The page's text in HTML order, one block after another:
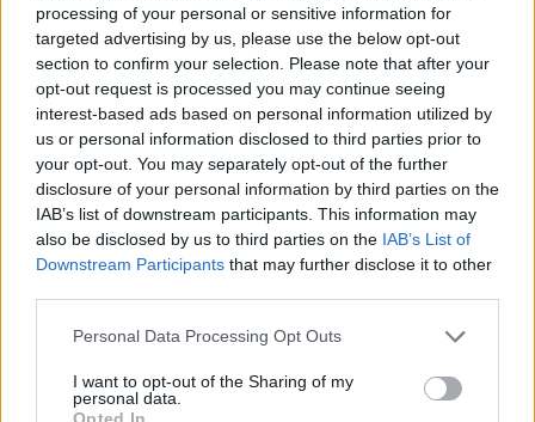
processing of your personal or sensitive information for
targeted advertising by us, please use the below opt-out
section to confirm your selection. Please note that after your
opt-out request is processed you may continue seeing
interest-based ads based on personal information utilized by
us or personal information disclosed to third parties prior to
your opt-out. You may separately opt-out of the further
disclosure of your personal information by third parties on the
IAB’s list of downstream participants. This information may
also be disclosed by us to third parties on the IAB’s List of
Downstream Participants that may further disclose it to other
Please note that this website/app uses one or more Google
not limited to your visit or usage behaviour. You may click to
grant or deny consent to Google and its third-party tags to
Personal Data Processing Opt Outs
I want to opt-out of the Sharing of my
personal data.
Opted In
«Το κόλπο του αιώνα» στο θερινό θέατρο στα
Τσουκαλέικα